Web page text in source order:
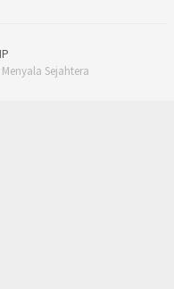
Sejahtera